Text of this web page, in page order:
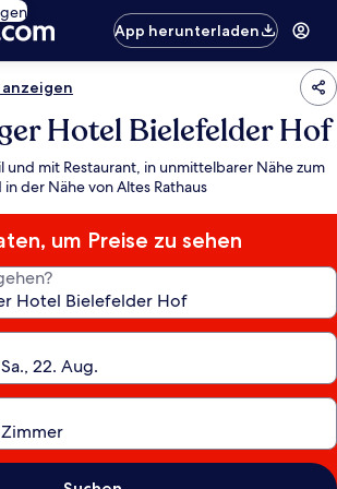
App herunterladen
Hotel Bielefelder Hof
und mit Restaurant, in unmittelbarer Nähe zum
der Nähe von Altes Rathaus
um Preise zu sehen